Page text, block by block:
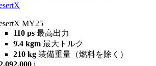
MY25
110 ps 最高出力
9.4 kgm 最大トルク
210 kg 装備重量（燃料を除く）
i